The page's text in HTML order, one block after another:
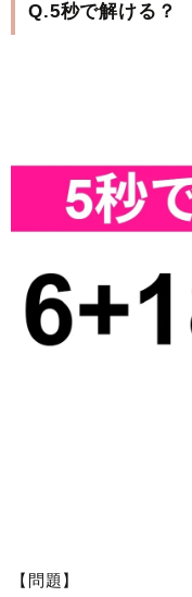
Q.5秒で解ける？
【問題】